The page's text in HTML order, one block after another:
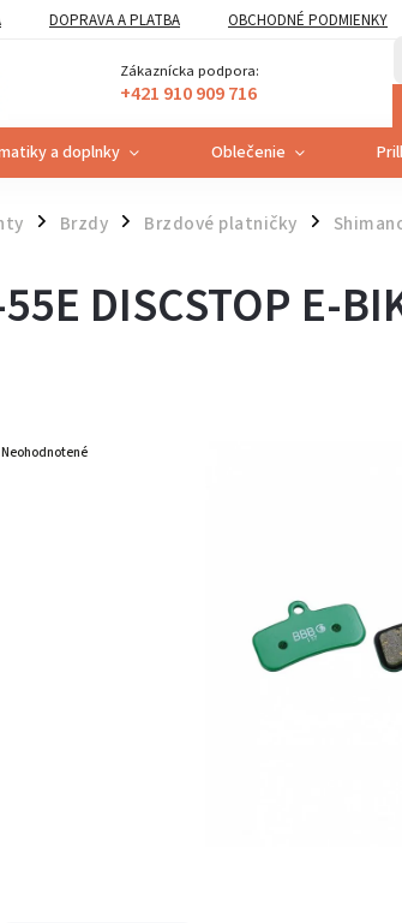
DOPRAVA A PLATBA OBCHODNÉ PODMIENKY
POUČENIE O UPLATNENÍ
Zákaznícka podpora:
+421 910 909 716
a doplnky Oblečenie
/ Brzdy / Brzdové platničky /
DISCSTOP E-
Neohodnotené